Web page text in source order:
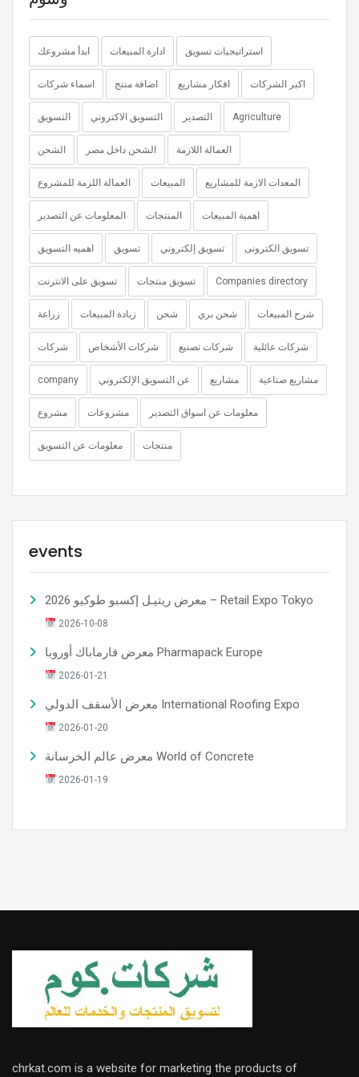
ابدأ مشروعك ادارة المبيعات استراتيجيات تسويق
اسماء شركات اضافة منتج افكار مشاريع اكبر الشركات
التسويق التسويق الاكتروني التصدير Agriculture
الشحن الشحن داخل مصر العمالة اللازمة
العمالة اللزمة للمشروع المبيعات المعدات الازمة للمشاريع
المعلومات عن التصدير المنتجات اهمية المبيعات
اهميه التسويق تسويق تسويق إلكتروني تسويق الكترونى
تسويق على الانترنت تسويق منتجات Companies directory
زراعة زيادة المبيعات شحن شحن بري شرح المبيعات
شركات شركات الأشخاص شركات تصنيع شركات عائلية
company عن التسويق الإلكتروني مشاريع مشاريع صناعية
مشروع مشروعات معلومات عن اسواق التصدير
معلومات عن التسويق منتجات
events
معرض ريتيـل إكسبو طوكيو 2026 – Retail Expo Tokyo
2026-10-08
معرض فارماباك أوروبا Pharmapack Europe
2026-01-21
معرض الأسقف الدولي International Roofing Expo
2026-01-20
معرض عالم الخرسانة World of Concrete
2026-01-19
chrkat.com is a website for marketing the products of